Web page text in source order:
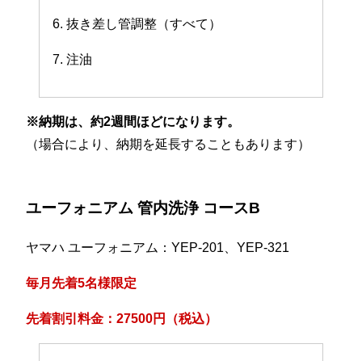
6. 抜き差し管調整（すべて）
7. 注油
※納期は、約2週間ほどになります。
（場合により、納期を延長することもあります）
ユーフォニアム 管内洗浄 コースB
ヤマハ ユーフォニアム：YEP-201、YEP-321
毎月先着5名様限定
先着割引料金：27500円（税込）